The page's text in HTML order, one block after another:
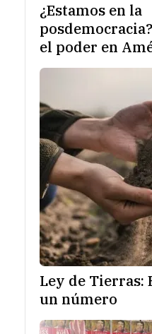
¿Estamos en la
el poder en
Ley de Tierras:
un número